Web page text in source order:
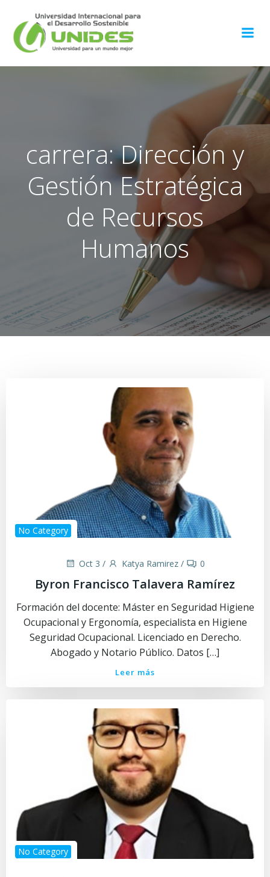
al
carrera: Dirección y
Gestión Estratégica
de Recursos
Humanos
No Category
Oct 3 / Katya Ramirez / 0
Byron Francisco Talavera Ramírez
Formación del docente: Máster en Seguridad Higiene
Ocupacional y Ergonomía, especialista en Higiene
Seguridad Ocupacional. Licenciado en Derecho.
Abogado y Notario Público. Datos […]
Leer más
No Category